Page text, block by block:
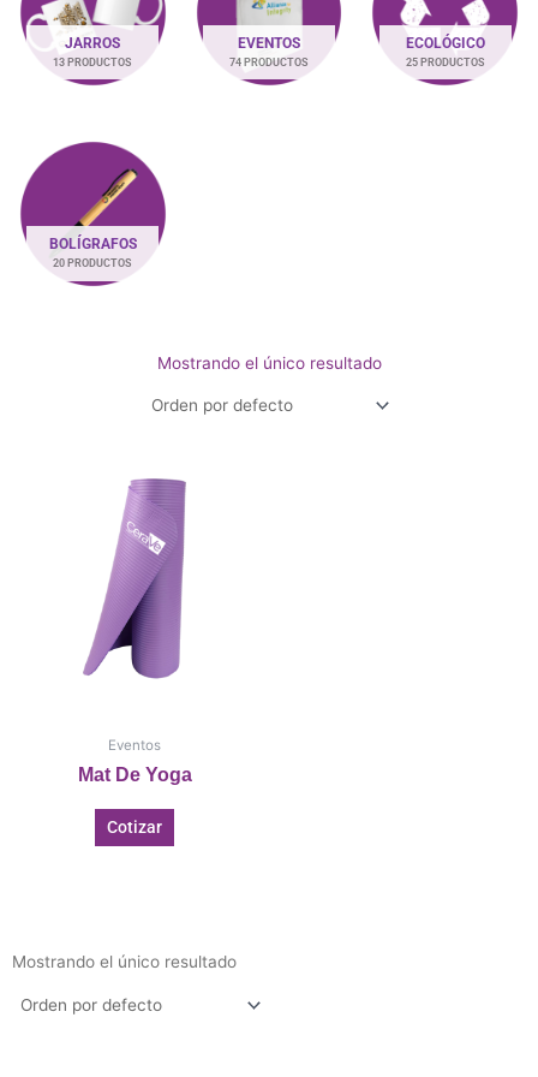
JARROS
13 PRODUCTOS
EVENTOS
74 PRODUCTOS
ECOLÓGICO
25 PRODUCTOS
BOLÍGRAFOS
20 PRODUCTOS
Mostrando el único resultado
Eventos
Mat De Yoga
Cotizar
Mostrando el único resultado